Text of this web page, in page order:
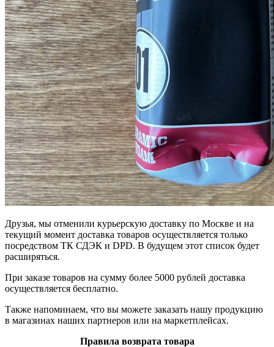
Друзья, мы отменили курьерскую доставку по Москве и на
текущий момент доставка товаров осуществляется только
посредством ТК СДЭК и DPD. В будущем этот список будет
расширяться.
При заказе товаров на сумму более 5000 рублей доставка
осуществляется бесплатно.
Также напоминаем, что вы можете заказать нашу продукцию
в магазинах наших партнеров или на маркетплейсах.
Правила возврата товара